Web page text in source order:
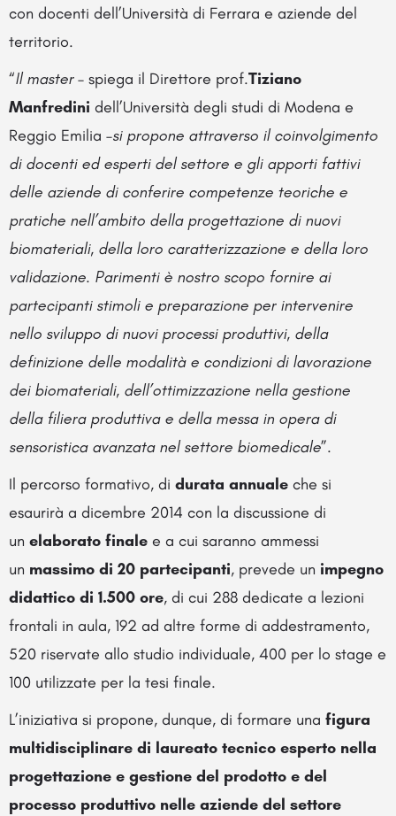
con docenti dell’Università di Ferrara e aziende del
territorio.
“Il master– spiega il Direttore prof.Tiziano
Manfredini dell’Università degli studi di Modena e
Reggio Emilia –si propone attraverso il coinvolgimento
di docenti ed esperti del settore e gli apporti fattivi
delle aziende di conferire competenze teoriche e
pratiche nell’ambito della progettazione di nuovi
biomateriali, della loro caratterizzazione e della loro
validazione. Parimenti è nostro scopo fornire ai
partecipanti stimoli e preparazione per intervenire
nello sviluppo di nuovi processi produttivi, della
definizione delle modalità e condizioni di lavorazione
dei biomateriali, dell’ottimizzazione nella gestione
della filiera produttiva e della messa in opera di
sensoristica avanzata nel settore biomedicale”.
Il percorso formativo, di durata annuale che si
esaurirà a dicembre 2014 con la discussione di
un elaborato finale e a cui saranno ammessi
un massimo di 20 partecipanti, prevede un impegno
didattico di 1.500 ore, di cui 288 dedicate a lezioni
frontali in aula, 192 ad altre forme di addestramento,
520 riservate allo studio individuale, 400 per lo stage e
100 utilizzate per la tesi finale.
L’iniziativa si propone, dunque, di formare una figura
multidisciplinare di laureato tecnico esperto nella
progettazione e gestione del prodotto e del
processo produttivo nelle aziende del settore